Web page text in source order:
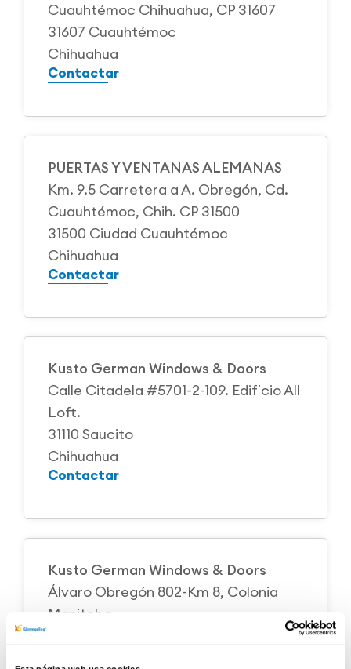
Cuauhtémoc Chihuahua, CP 31607
31607 Cuauhtémoc
Chihuahua
Contactar
PUERTAS Y VENTANAS ALEMANAS
Km. 9.5 Carretera a A. Obregón, Cd.
Cuauhtémoc, Chih. CP 31500
31500 Ciudad Cuauhtémoc
Chihuahua
Contactar
Kusto German Windows & Doors
Calle Citadela #5701-2-109. Edificio All
Loft.
31110 Saucito
Chihuahua
Contactar
Kusto German Windows & Doors
Álvaro Obregón 802-Km 8, Colonia
Manitoba